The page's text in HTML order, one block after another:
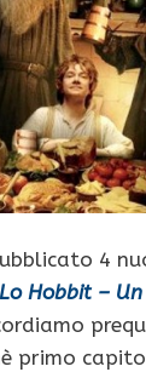
4
Lo Hobbit –
primo